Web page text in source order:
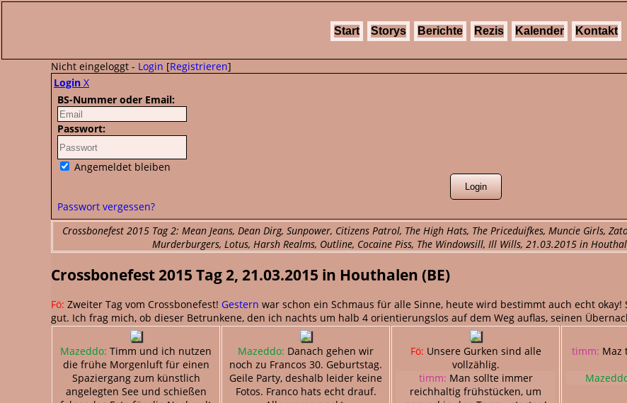
Start Storys Berichte Rezis Kalender Kontakt
Nicht eingeloggt - Login [Registrieren]
Login X
BS-Nummer oder Email:
Passwort:
Angemeldet bleiben
Passwort vergessen?
Crossbonefest 2015 Tag 2: Mean Jeans, Dean Dirg, Sunpower, Citizens Patrol, The High Hats, The Priceduifkes, Muncie Girls,
Murderburgers, Lotus, Harsh Realms, Outline, Cocaine Piss, The Windowsill, Ill Wills, 21.03.2015 in
Crossbonefest 2015 Tag 2, 21.03.2015 in Houthalen (BE)
Fö: Zweiter Tag vom Crossbonefest! Gestern war schon ein Schmaus für alle Sinne, heute wird bestimmt auch echt
gut. Ich frag mich, ob dieser Betrunkene, den ich nachts um halb 4 orientierungslos auf dem Weg auflas, seinen
Mazeddo: Timm und ich nutzen
die frühe Morgenluft für einen
Spaziergang zum künstlich
angelegten See und schießen
Mazeddo: Danach gehen wir
noch zu Francos 30. Geburtstag.
Geile Party, deshalb leider keine
Fotos. Franco hats echt drauf.
Fö: Unsere Gurken sind alle
vollzählig.
timm: Man sollte immer
reichhaltig frühstücken, um
timm: Maz